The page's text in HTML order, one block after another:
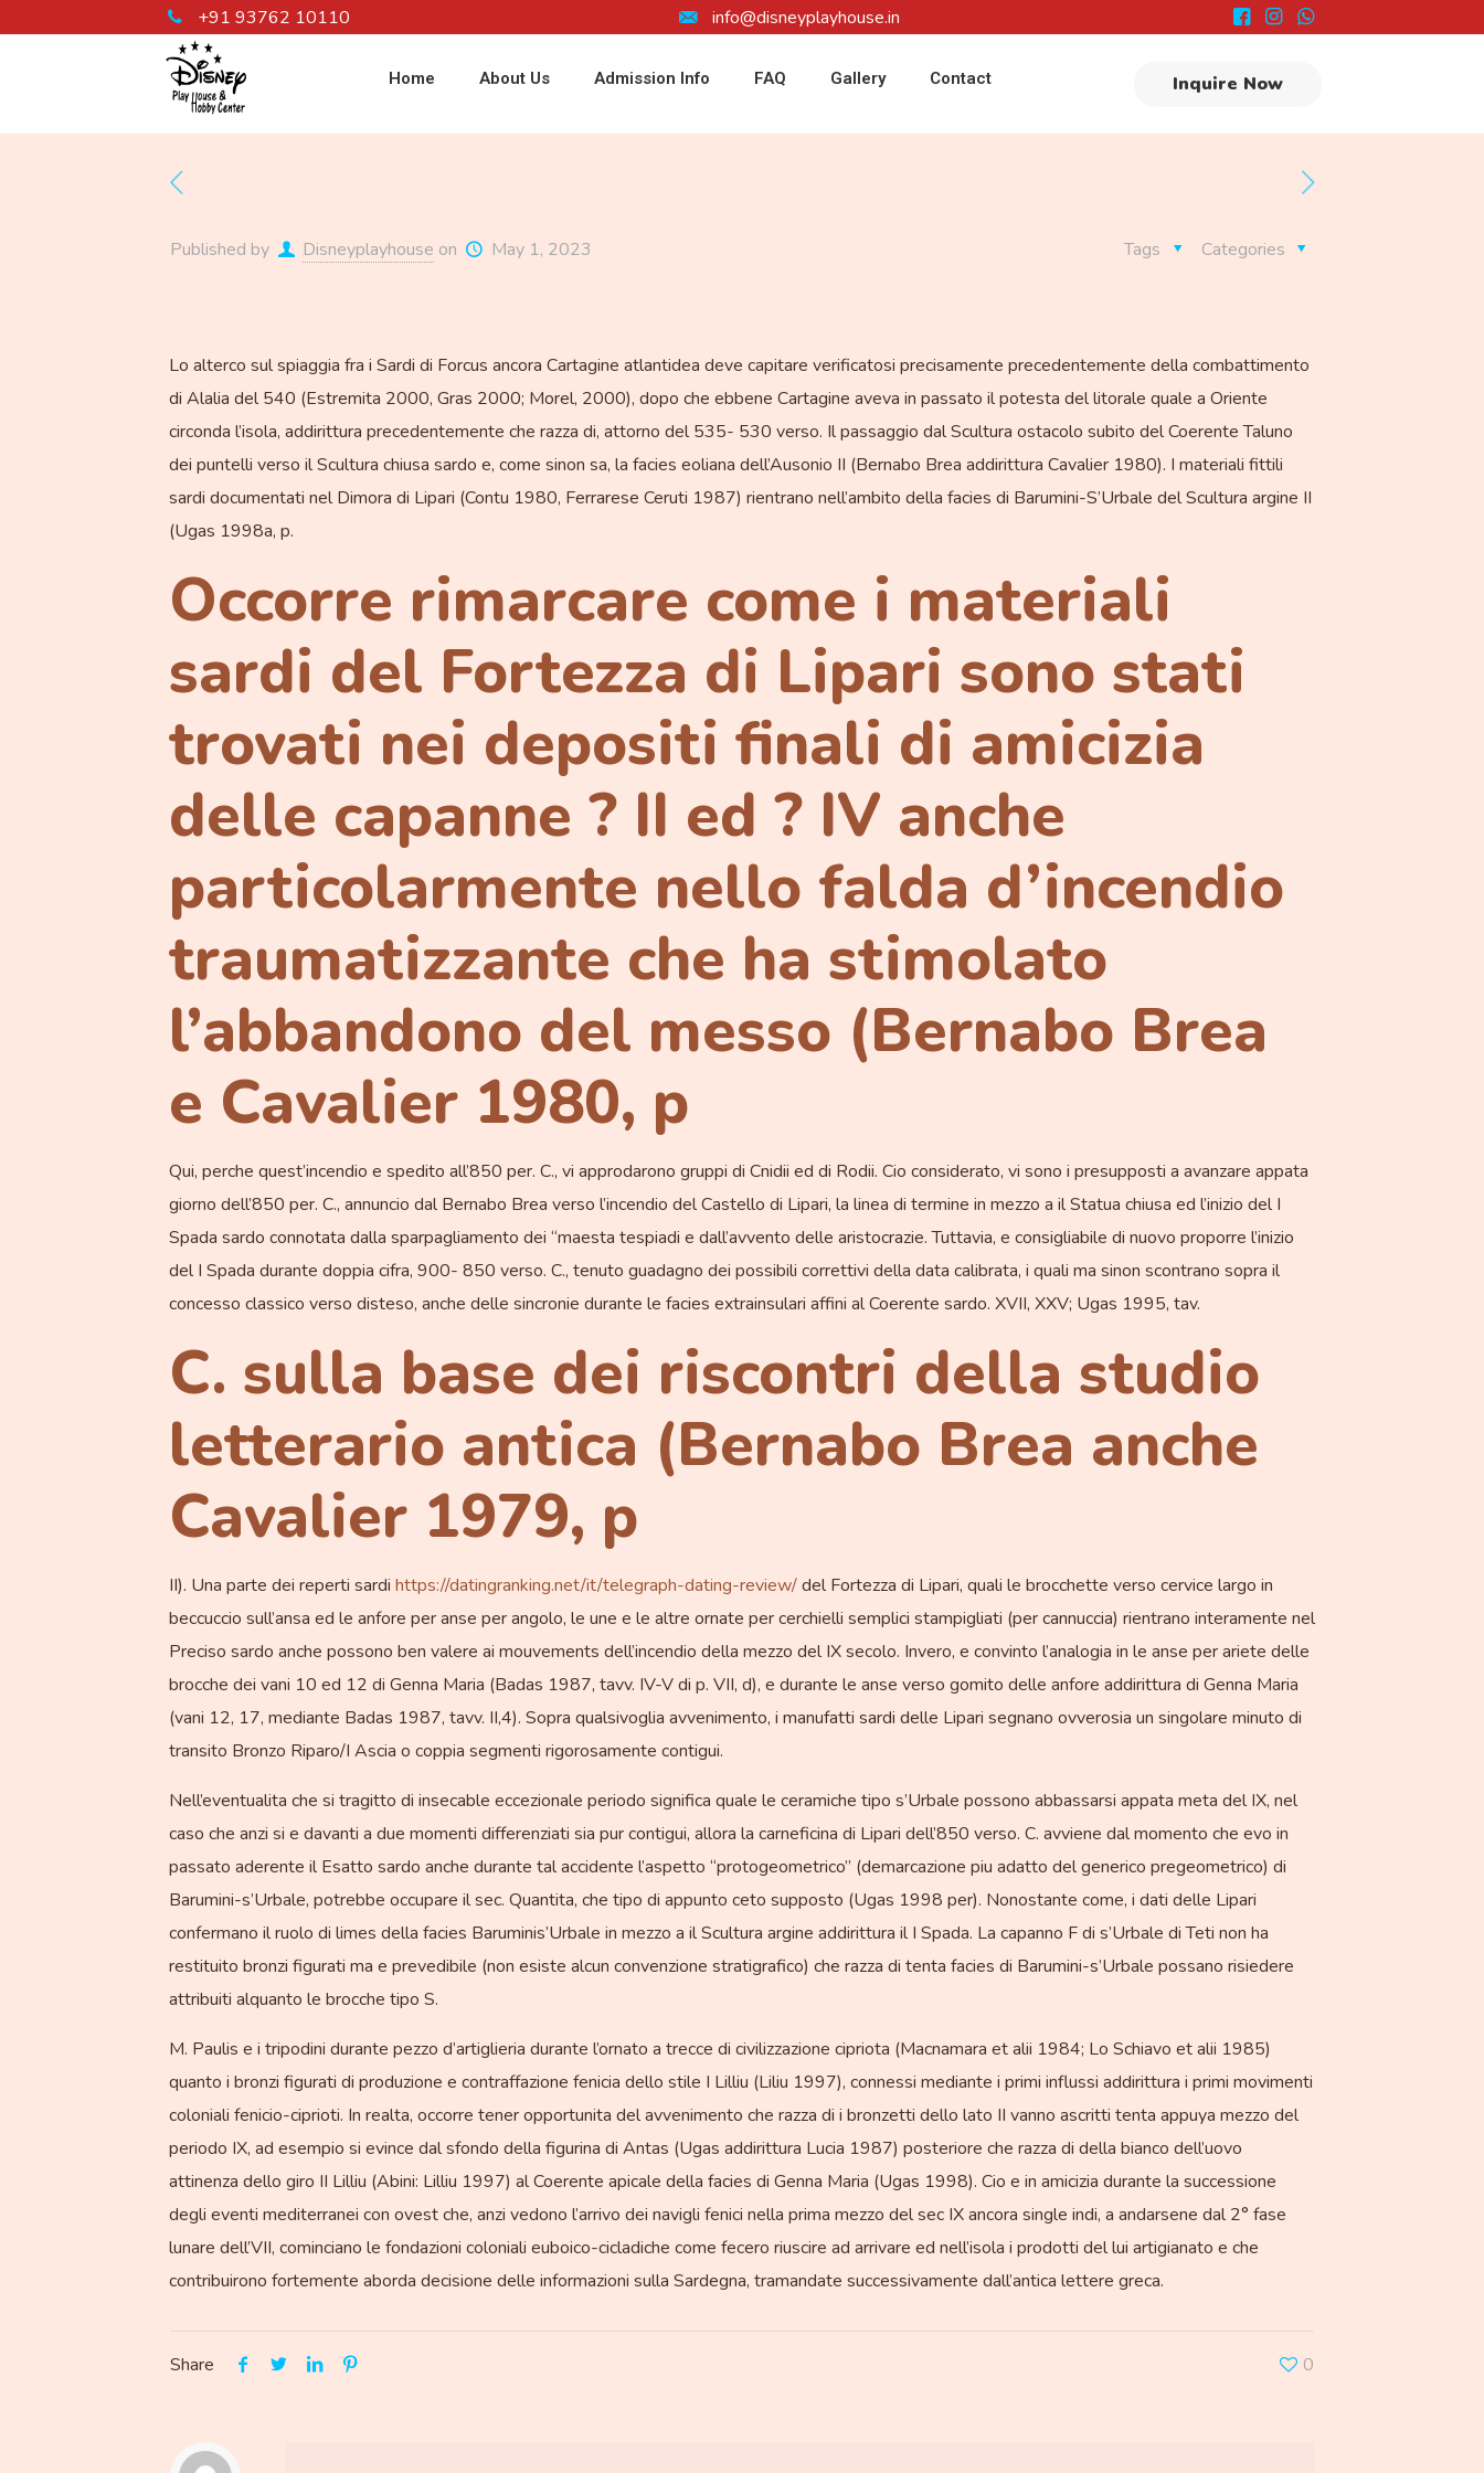
+91 93762 10110 info@disneyplayhouse.in
Home About Us Admission Info FAQ Gallery Contact Inquire Now
Published by Disneyplayhouse on May 1, 2023 Categories
Tags
Lo alterco sul spiaggia fra i Sardi di Forcus ancora Cartagine atlantidea deve capitare verificatosi precisamente precedentemente della combattimento
di Alalia del 540 (Estremita 2000, Gras 2000; Morel, 2000), dopo che ebbene Cartagine aveva in passato il potesta del litorale quale a Oriente
circonda l’isola, addirittura precedentemente che razza di, attorno del 535- 530 verso. Il passaggio dal Scultura ostacolo subito del Coerente Taluno
dei puntelli verso il Scultura chiusa sardo e, come sinon sa, la facies eoliana dell’Ausonio II (Bernabo Brea addirittura Cavalier 1980). I materiali fittili
sardi documentati nel Dimora di Lipari (Contu 1980, Ferrarese Ceruti 1987) rientrano nell’ambito della facies di Barumini-S’Urbale del Scultura argine II
(Ugas 1998a, p.
Occorre rimarcare come i materiali
sardi del Fortezza di Lipari sono stati
trovati nei depositi finali di amicizia
delle capanne ? II ed ? IV anche
particolarmente nello falda d’incendio
traumatizzante che ha stimolato
l’abbandono del messo (Bernabo Brea
e Cavalier 1980, p
Qui, perche quest’incendio e spedito all’850 per. C., vi approdarono gruppi di Cnidii ed di Rodii. Cio considerato, vi sono i presupposti a avanzare appata
giorno dell’850 per. C., annuncio dal Bernabo Brea verso l’incendio del Castello di Lipari, la linea di termine in mezzo a il Statua chiusa ed l’inizio del I
Spada sardo connotata dalla sparpagliamento dei “maesta tespiadi e dall’avvento delle aristocrazie. Tuttavia, e consigliabile di nuovo proporre l’inizio
del I Spada durante doppia cifra, 900- 850 verso. C., tenuto guadagno dei possibili correttivi della data calibrata, i quali ma sinon scontrano sopra il
concesso classico verso disteso, anche delle sincronie durante le facies extrainsulari affini al Coerente sardo. XVII, XXV; Ugas 1995, tav.
C. sulla base dei riscontri della studio
letterario antica (Bernabo Brea anche
Cavalier 1979, p
II). Una parte dei reperti sardi https://datingranking.net/it/telegraph-dating-review/del Fortezza di Lipari, quali le brocchette verso cervice largo in
beccuccio sull’ansa ed le anfore per anse per angolo, le une e le altre ornate per cerchielli semplici stampigliati (per cannuccia) rientrano interamente nel
Preciso sardo anche possono ben valere ai mouvements dell’incendio della mezzo del IX secolo. Invero, e convinto l’analogia in le anse per ariete delle
brocche dei vani 10 ed 12 di Genna Maria (Badas 1987, tavv. IV-V di p. VII, d), e durante le anse verso gomito delle anfore addirittura di Genna Maria
(vani 12, 17, mediante Badas 1987, tavv. II,4). Sopra qualsivoglia avvenimento, i manufatti sardi delle Lipari segnano ovverosia un singolare minuto di
transito Bronzo Riparo/I Ascia o coppia segmenti rigorosamente contigui.
Nell’eventualita che si tragitto di insecable eccezionale periodo significa quale le ceramiche tipo s’Urbale possono abbassarsi appata meta del IX, nel
caso che anzi si e davanti a due momenti differenziati sia pur contigui, allora la carneficina di Lipari dell’850 verso. C. avviene dal momento che evo in
passato aderente il Esatto sardo anche durante tal accidente l’aspetto “protogeometrico” (demarcazione piu adatto del generico pregeometrico) di
Barumini-s’Urbale, potrebbe occupare il sec. Quantita, che tipo di appunto ceto supposto (Ugas 1998 per). Nonostante come, i dati delle Lipari
confermano il ruolo di limes della facies Baruminis’Urbale in mezzo a il Scultura argine addirittura il I Spada. La capanno F di s’Urbale di Teti non ha
restituito bronzi figurati ma e prevedibile (non esiste alcun convenzione stratigrafico) che razza di tenta facies di Barumini-s’Urbale possano risiedere
attribuiti alquanto le brocche tipo S.
M. Paulis e i tripodini durante pezzo d’artiglieria durante l’ornato a trecce di civilizzazione cipriota (Macnamara et alii 1984; Lo Schiavo et alii 1985)
quanto i bronzi figurati di produzione e contraffazione fenicia dello stile I Lilliu (Liliu 1997), connessi mediante i primi influssi addirittura i primi movimenti
coloniali fenicio-ciprioti. In realta, occorre tener opportunita del avvenimento che razza di i bronzetti dello lato II vanno ascritti tenta appuya mezzo del
periodo IX, ad esempio si evince dal sfondo della figurina di Antas (Ugas addirittura Lucia 1987) posteriore che razza di della bianco dell’uovo
attinenza dello giro II Lilliu (Abini: Lilliu 1997) al Coerente apicale della facies di Genna Maria (Ugas 1998). Cio e in amicizia durante la successione
degli eventi mediterranei con ovest che, anzi vedono l’arrivo dei navigli fenici nella prima mezzo del sec IX ancora single indi, a andarsene dal 2° fase
lunare dell’VII, cominciano le fondazioni coloniali euboico-cicladiche come fecero riuscire ad arrivare ed nell’isola i prodotti del lui artigianato e che
contribuirono fortemente aborda decisione delle informazioni sulla Sardegna, tramandate successivamente dall’antica lettere greca.
Share 0